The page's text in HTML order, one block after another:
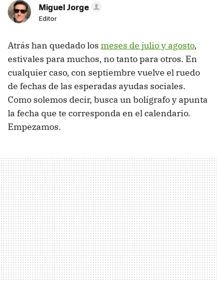
Miguel Jorge
Editor
Atrás han quedado los meses de julio y agosto,
estivales para muchos, no tanto para otros. En
cualquier caso, con septiembre vuelve el ruedo
de fechas de las esperadas ayudas sociales.
Como solemos decir, busca un bolígrafo y apunta
la fecha que te corresponda en el calendario.
Empezamos.